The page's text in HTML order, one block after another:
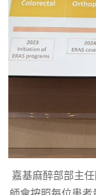
嘉基麻醉部部主